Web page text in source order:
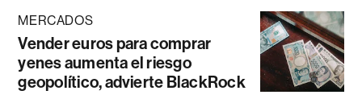
MERCADOS
Vender euros para comprar
yenes aumenta el riesgo
geopolítico, advierte BlackRock